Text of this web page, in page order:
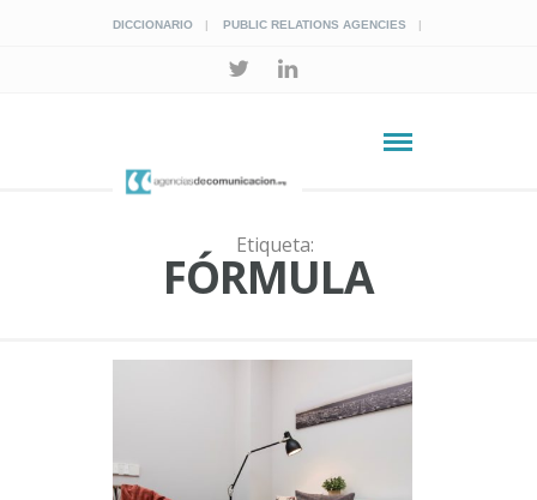
DICCIONARIO PUBLIC RELATIONS AGENCIES
Etiqueta:
FÓRMULA